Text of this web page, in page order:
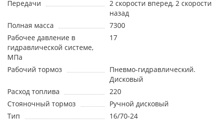
Передачи
2 скорости вперед, 2 скорости
назад
Полная масса
7300
Рабочее давление в
гидравлической системе,
МПа
17
Рабочий тормоз
Пневмо-гидравлический.
Дисковый
Расход топлива
220
Стояночный тормоз
Ручной дисковый
Тип
16/70-24